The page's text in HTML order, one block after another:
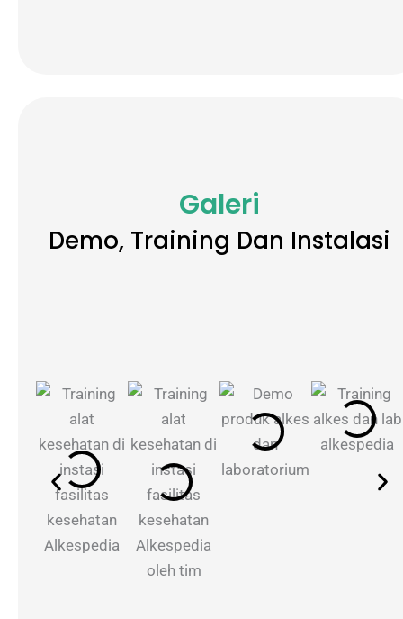
Galeri
Demo, Training Dan Instalasi